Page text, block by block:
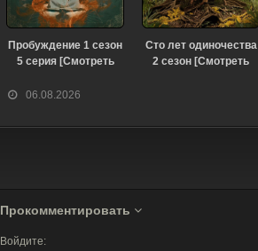
06.08.2026
Пробуждение 1 сезон
5 серия [Смотреть
Сто лет одиночества
2 сезон [Смотреть
Прокомментировать
Войдите: